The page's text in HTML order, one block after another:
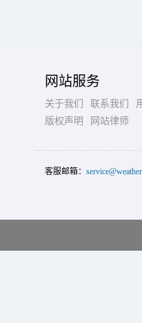
网站服务
关于我们 联系我们
版权声明
网站律师
客服邮箱：